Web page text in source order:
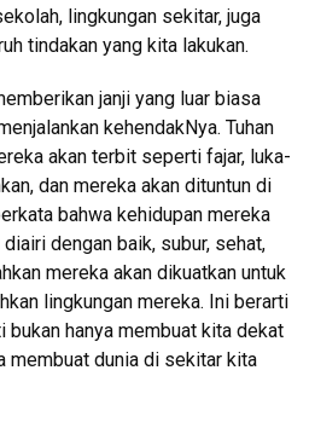
lingkungan sekitar, juga
tindakan yang kita lakukan.
janji yang luar biasa
kehendakNya. Tuhan
akan terbit seperti fajar, luka-
dan mereka akan dituntun di
bahwa kehidupan mereka
dengan baik, subur, sehat,
mereka akan dikuatkan untuk
lingkungan mereka. Ini berarti
bukan hanya membuat kita dekat
membuat dunia di sekitar kita